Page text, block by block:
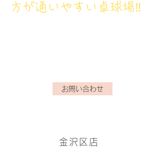
方が通いやすい卓球場‼
お問い合わせ
金沢区店